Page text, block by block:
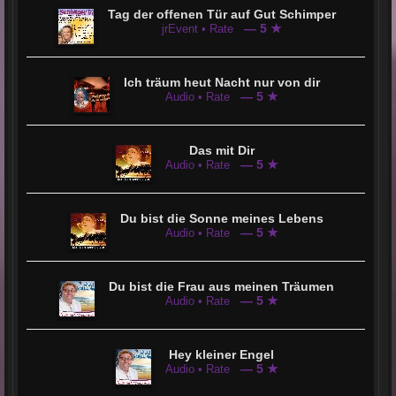
Tag der offenen Tür auf Gut Schimper
jrEvent • Rate — 5 ★
Ich träum heut Nacht nur von dir
Audio • Rate — 5 ★
Das mit Dir
Audio • Rate — 5 ★
Du bist die Sonne meines Lebens
Audio • Rate — 5 ★
Du bist die Frau aus meinen Träumen
Audio • Rate — 5 ★
Hey kleiner Engel
Audio • Rate — 5 ★